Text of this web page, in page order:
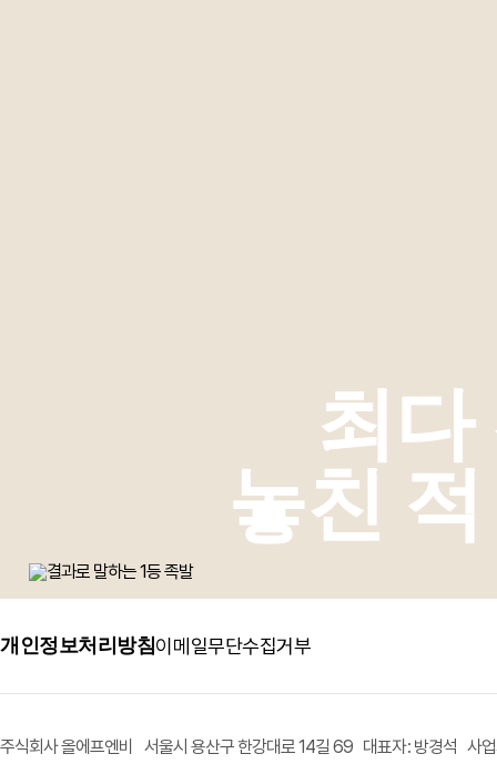
최다
놓친
개인정보처리방침이메일무단수집거부
주식회사 올에프엔비 서울시 용산구 한강대로 14길 69 대표자: 방경석 사